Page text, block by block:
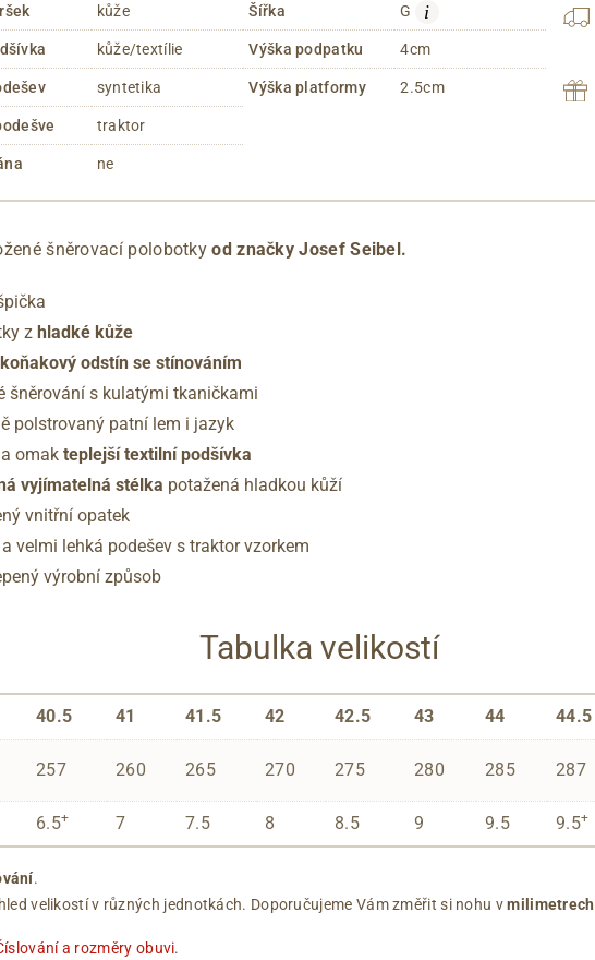
kůže
kůže/textílie
syntetika
traktor
ne
Šířka G i
Výška podpatku 4cm
Výška platformy 2.5cm
šněrovací polobotky od značky Josef Seibel.
z hladké kůže
odstín se stínováním
šněrování s kulatými tkaničkami
polstrovaný patní lem i jazyk
omak teplejší textilní podšívka
vyjímatelná stélka potažená hladkou kůží
vnitřní opatek
velmi lehká podešev s traktor vzorkem
výrobní způsob
Tabulka velikostí
40.5 41 41.5 42 42.5 43 44 44.5
257 260 265 270 275 280 285 287
6.5+ 7 7.5 8 8.5 9 9.5 9.5+
.
velikostí v různých jednotkách. Doporučujeme Vám změřit si nohu vmilimetrech
a rozměry obuvi.